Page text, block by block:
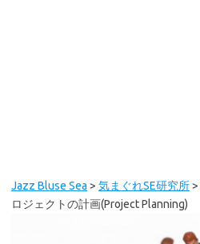
Jazz Bluse Sea > 気まぐれSE研究所>
ロジェクトの計画(Project Planning)